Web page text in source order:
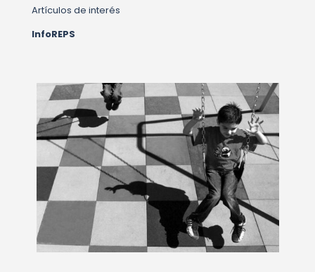
Artículos de interés
InfoREPS